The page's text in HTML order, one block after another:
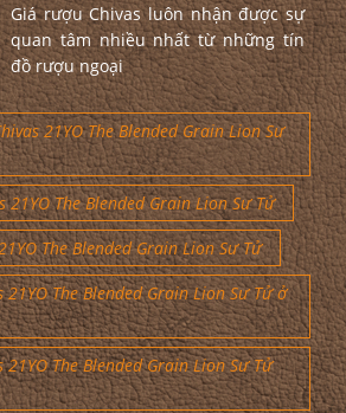
Giá rượu Chivas luôn nhận được sự
quan tâm nhiều nhất từ những tín
đồ rượu ngoại
21YO The Blended Grain Lion Sư
21YO The Blended Grain Lion Sư Tử
The Blended Grain Lion Sư Tử
21YO The Blended Grain Lion Sư Tử ở
21YO The Blended Grain Lion Sư Tử